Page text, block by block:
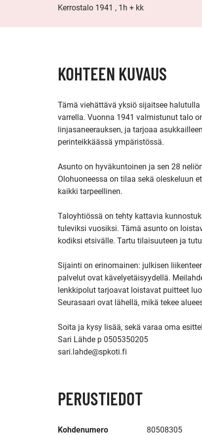
Kerrostalo 1941 , 1h + kk
KOHTEEN KUVAUS
Tämä viehättävä yksiö sijaitsee
varrella. Vuonna 1941 valmistunut talo
linjasaneerauksen, ja tarjoaa
perinteikkäässä ympäristössä.
Asunto on hyväkuntoinen ja sen 28
Olohuoneessa on tilaa sekä oleskeluun
kaikki tarpeellinen.
Taloyhtiössä on tehty kattavia
tuleviksi vuosiksi. Tämä asunto on
kodiksi etsivälle. Tartu tilaisuuteen ja
Sijainti on erinomainen: julkisen
palvelut ovat kävelyetäisyydellä.
lenkkipolut tarjoavat loistavat puitteet
Seurasaari ovat lähellä, mikä tekee
Soita ja kysy lisää, sekä varaa oma
Sari Lähde p 0505350205
sari.lahde@spkoti.fi
PERUSTIEDOT
Kohdenumero 80508305